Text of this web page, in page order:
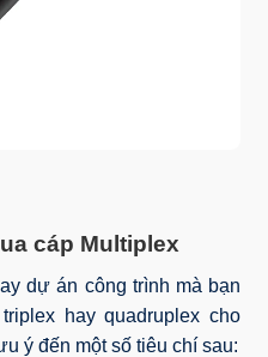
cáp Multiplex
dự án công trình mà bạn
hay quadruplex cho
ý đến một số tiêu chí sau: